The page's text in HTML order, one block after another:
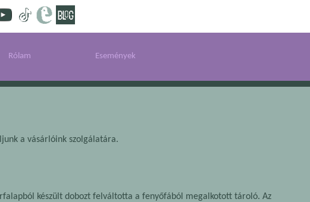
Rólam Események
a vásárlóink szolgálatára.
készült dobozt felváltotta a fenyőfából megalkotott tároló. Az